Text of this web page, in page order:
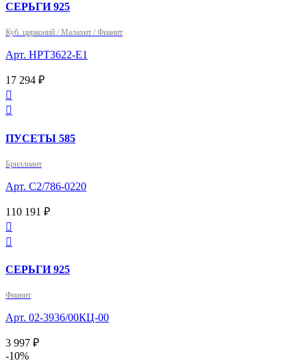
СЕРЬГИ 925
Куб. цирконий / Малахит / Фианит
Арт. HPT3622-E1
17 294 ₽


ПУСЕТЫ 585
Бриллиант
Арт. С2/786-0220
110 191 ₽


СЕРЬГИ 925
Фианит
Арт. 02-3936/00КЦ-00
3 997 ₽
-10%